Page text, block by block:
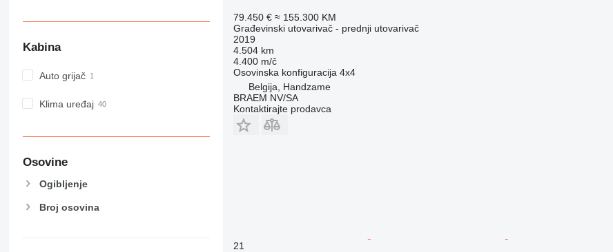
Kabina
Auto grijač
Klima uređaj
Osovine
Ogibljenje
Broj osovina
79.450 € ≈ 155.300 KM
Građevinski utovarivač - prednji utovarivač
2019
4.504 km
4.400 m/č
Osovinska konfiguracija 4x4
Belgija, Handzame
BRAEM NV/SA
Kontaktirajte prodavca
21